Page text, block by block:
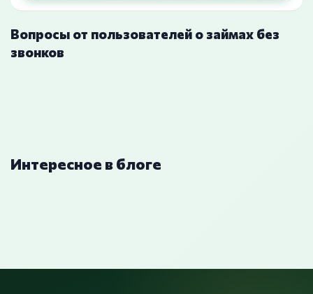
Вопросы от пользователей о займах без
звонков
Интересное в блоге